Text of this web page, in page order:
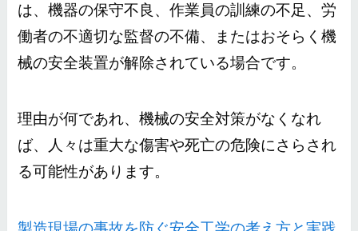
は、機器の保守不良、作業員の訓練の不足、労
働者の不適切な監督の不備、またはおそらく機
械の安全装置が解除されている場合です。
理由が何であれ、機械の安全対策がなくなれ
ば、人々は重大な傷害や死亡の危険にさらされ
る可能性があります。